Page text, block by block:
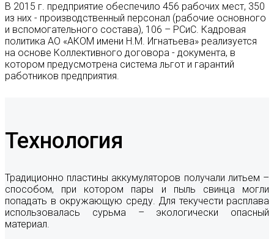
В 2015 г. предприятие обеспечило 456 рабочих мест, 350
из них - производственный персонал (рабочие основного
и вспомогательного состава), 106 – РСиС. Кадровая
политика АО «АКОМ имени Н.М. Игнатьева» реализуется
на основе Коллективного договора - документа, в
котором предусмотрена система льгот и гарантий
работников предприятия.
Технология
Традиционно пластины аккумуляторов получали литьем –
способом, при котором пары и пыль свинца могли
попадать в окружающую среду. Для текучести расплава
использовалась сурьма – экологически опасный
материал.